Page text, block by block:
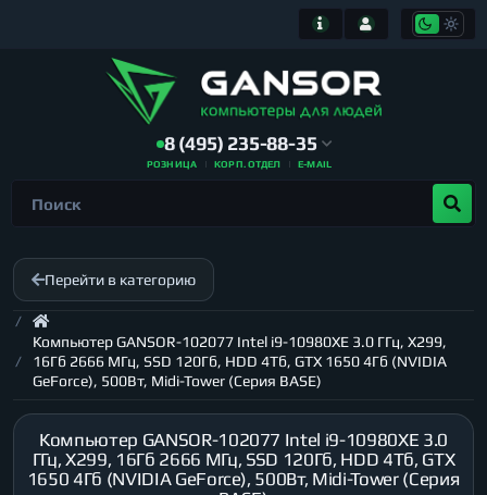
8 (495) 235-88-35
РОЗНИЦА КОРП. ОТДЕЛ E-MAIL
Перейти в категорию
Компьютер GANSOR-102077 Intel i9-10980XE 3.0 ГГц, X299,
16Гб 2666 МГц, SSD 120Гб, HDD 4Тб, GTX 1650 4Гб (NVIDIA
GeForce), 500Вт, Midi-Tower (Серия BASE)
Компьютер GANSOR-102077 Intel i9-10980XE 3.0
ГГц, X299, 16Гб 2666 МГц, SSD 120Гб, HDD 4Тб, GTX
1650 4Гб (NVIDIA GeForce), 500Вт, Midi-Tower (Серия